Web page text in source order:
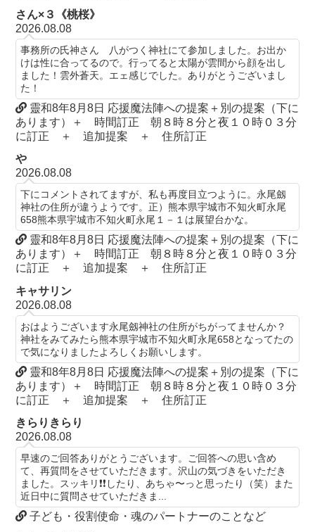
さん×３《桃桜》
2026.08.08
事務所の氏神さん 八がつく神社にて参加しました。お出か
けは性に合ってるので。行ってると太陽が雲間から顔を出し
ました！雲外蒼天。エェ感じでした。ありがとうございまし
た！
靈和8年8月8日 応援魔法陣への提案＋別の提案（下に
あります）＋ 時間訂正 朝８時８分と夜１０時０３分
に訂正 ＋ 追加提案 ＋ 住所訂正
や
2026.08.08
下にコメントされてますが、私も再度目立つように。永尾劔
神社の住所が違うようです。正）熊本県宇城市不知火町永尾
658熊本県宇城市不知火町永尾１－１は展望台かな。
靈和8年8月8日 応援魔法陣への提案＋別の提案（下に
あります）＋ 時間訂正 朝８時８分と夜１０時０３分
に訂正 ＋ 追加提案 ＋ 住所訂正
キャサリン
2026.08.08
おはようございます永尾劔神社の住所がちがってませんか？
神社をみてみたら熊本県宇城市不知火町永尾658となってたの
で気になりましたよろしくお願いします。
靈和8年8月8日 応援魔法陣への提案＋別の提案（下に
あります）＋ 時間訂正 朝８時８分と夜１０時０３分
に訂正 ＋ 追加提案 ＋ 住所訂正
きらりきらり
2026.08.08
早速のご回答ありがとうございます。ご回答への思い含め
て、再質問をさせていただきます。沢山の気づきをいただき
ました。スッキリ❗️❗️したり、あちゃ〜っと思ったり（笑）また
近日中に質問させていただきま...
子ども・役割使命・魂のパートナーのことなど